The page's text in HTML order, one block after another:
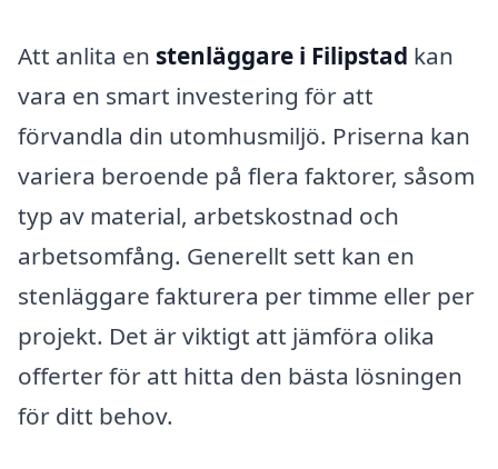
Att anlita en stenläggare i Filipstad kan
vara en smart investering för att
förvandla din utomhusmiljö. Priserna kan
variera beroende på flera faktorer, såsom
typ av material, arbetskostnad och
arbetsomfång. Generellt sett kan en
stenläggare fakturera per timme eller per
projekt. Det är viktigt att jämföra olika
offerter för att hitta den bästa lösningen
för ditt behov.